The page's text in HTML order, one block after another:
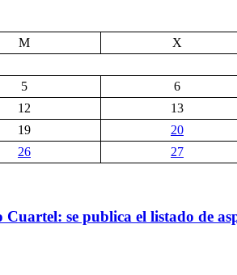
M X
5 6
12 13
19 20
26 27
se publica el listado de